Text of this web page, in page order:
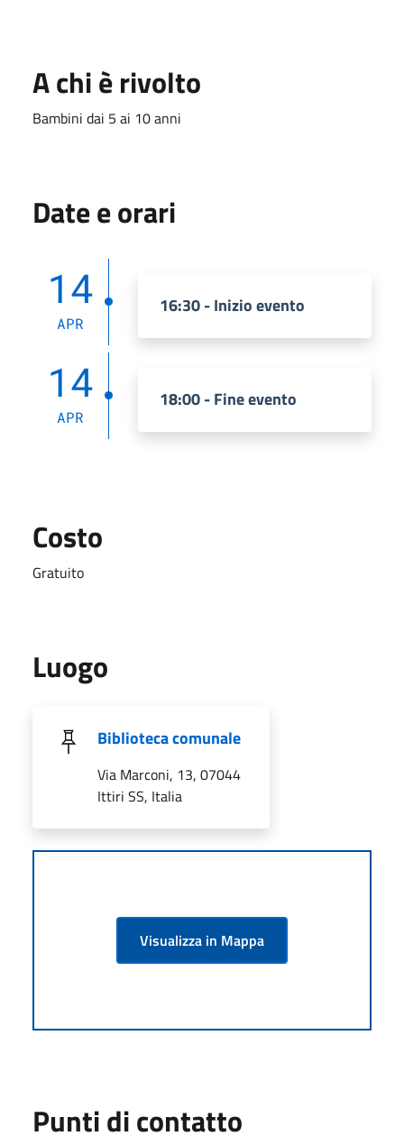
A chi è rivolto
Bambini dai 5 ai 10 anni
Date e orari
14
APR
16:30 - Inizio evento
14
APR
18:00 - Fine evento
Costo
Gratuito
Luogo
Biblioteca comunale
Via Marconi, 13, 07044
Ittiri SS, Italia
Visualizza in Mappa
Punti di contatto